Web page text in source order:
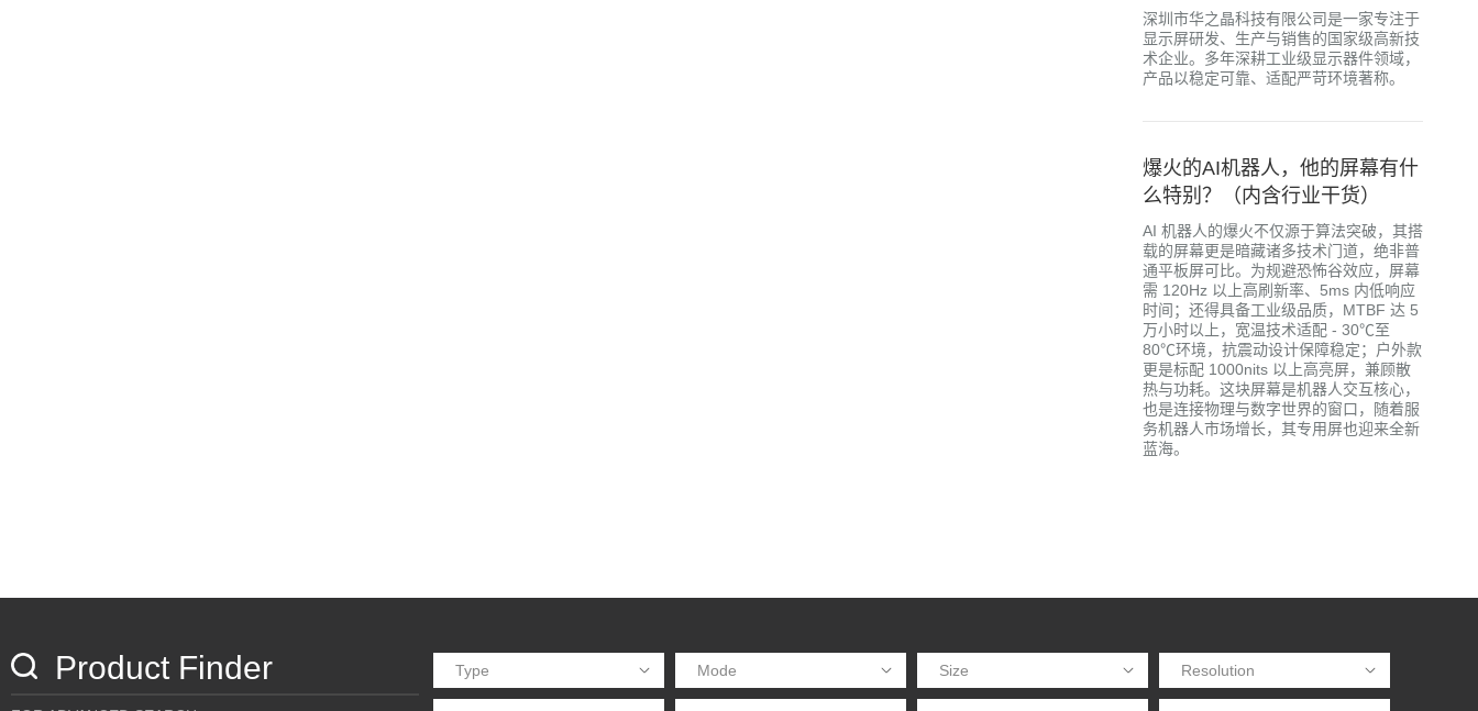
深圳市华之晶科技有限公司是一家专注于
显示屏研发、生产与销售的国家级高新技
术企业。多年深耕工业级显示器件领域，
产品以稳定可靠、适配严苛环境著称。
爆火的AI机器人，他的屏幕有什
么特别？（内含行业干货）
AI 机器人的爆火不仅源于算法突破，其搭
载的屏幕更是暗藏诸多技术门道，绝非普
通平板屏可比。为规避恐怖谷效应，屏幕
需 120Hz 以上高刷新率、5ms 内低响应
时间；还得具备工业级品质，MTBF 达 5
万小时以上，宽温技术适配 - 30℃至
80℃环境，抗震动设计保障稳定；户外款
更是标配 1000nits 以上高亮屏，兼顾散
热与功耗。这块屏幕是机器人交互核心，
也是连接物理与数字世界的窗口，随着服
务机器人市场增长，其专用屏也迎来全新
蓝海。
Product Finder